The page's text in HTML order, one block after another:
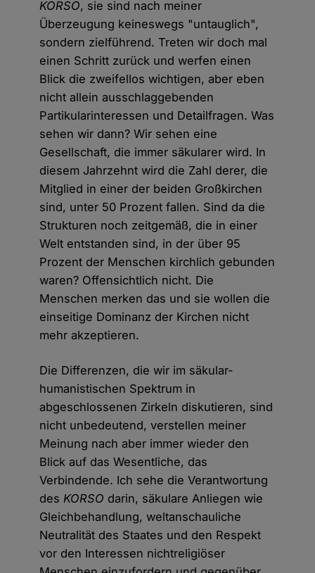
KORSO, sie sind nach meiner
Überzeugung keineswegs "untauglich",
sondern zielführend. Treten wir doch mal
einen Schritt zurück und werfen einen
Blick die zweifellos wichtigen, aber eben
nicht allein ausschlaggebenden
Partikularinteressen und Detailfragen. Was
sehen wir dann? Wir sehen eine
Gesellschaft, die immer säkularer wird. In
diesem Jahrzehnt wird die Zahl derer, die
Mitglied in einer der beiden Großkirchen
sind, unter 50 Prozent fallen. Sind da die
Strukturen noch zeitgemäß, die in einer
Welt entstanden sind, in der über 95
Prozent der Menschen kirchlich gebunden
waren? Offensichtlich nicht. Die
Menschen merken das und sie wollen die
einseitige Dominanz der Kirchen nicht
mehr akzeptieren.
Die Differenzen, die wir im säkular-
humanistischen Spektrum in
abgeschlossenen Zirkeln diskutieren, sind
nicht unbedeutend, verstellen meiner
Meinung nach aber immer wieder den
Blick auf das Wesentliche, das
Verbindende. Ich sehe die Verantwortung
desKORSO darin, säkulare Anliegen wie
Gleichbehandlung, weltanschauliche
Neutralität des Staates und den Respekt
vor den Interessen nichtreligiöser